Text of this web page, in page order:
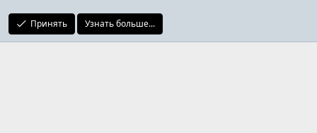
ОТЗЫВЫ ОНЛАЙН ФОРУМ
Принять Узнать больше...